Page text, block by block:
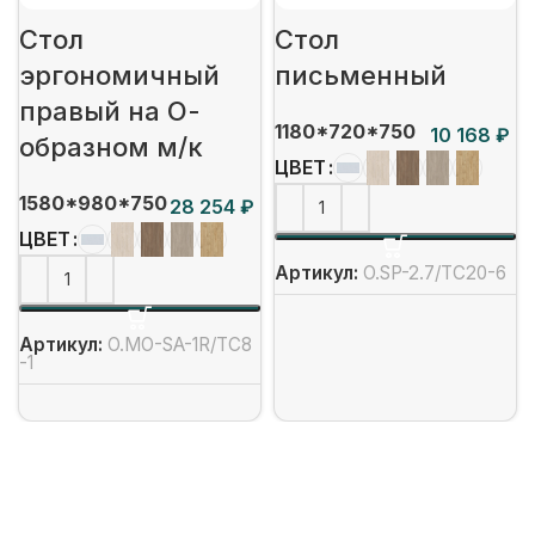
Стол
эргономичный
правый на О-
образном м/к
1580*980*750
₽
ЦВЕТ
Артикул: O.MO-SA-1R/ТС8
-1
Стол
письменный
1180*720*750
₽
ЦВЕТ
Артикул: O.SP-2.7/ТС20-6